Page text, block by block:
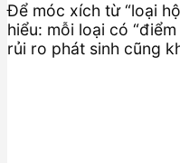
Để móc xích từ “loại
hiểu: mỗi loại có
rủi ro phát sinh cũng